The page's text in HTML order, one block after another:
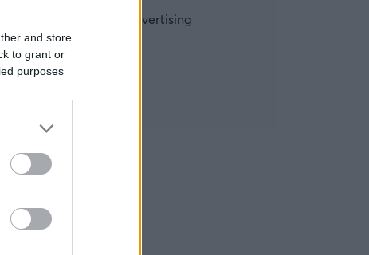
and store
to grant or
purposes